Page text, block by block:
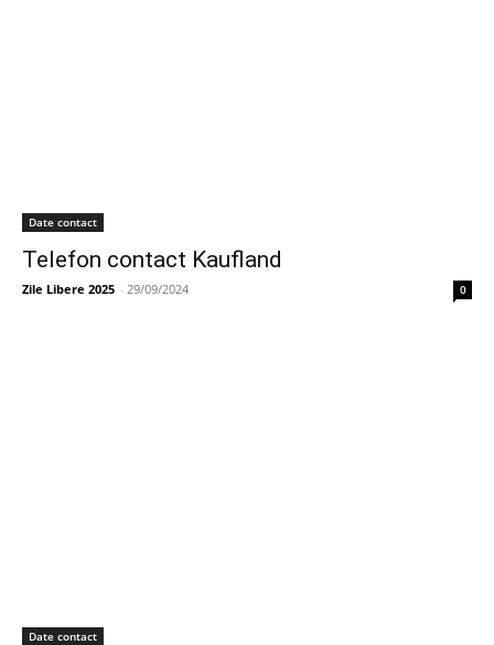
Date contact
Telefon contact Kaufland
Zile Libere 2025 - 29/09/2024 0
Date contact